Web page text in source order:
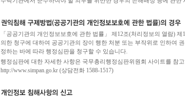
「공공기관의 개인정보보호에 관한 법률」 제12조(처리정보의 열람)
의한 청구에 대하여 공공기관의 장이 행한 처분 또는 부작위로 인하여
정하는 바에 따라 행정심판을 청구할 수 있습니다.
행정심판에 대한 자세한 사항은 국무총리행정심판위원회 사이트를 참
http://www.simpan.go.kr (상담전화 1588-1517)